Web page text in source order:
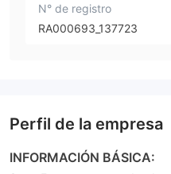
N° de registro
RA000693_137723
Perfil de la empresa
INFORMACIÓN BÁSICA: